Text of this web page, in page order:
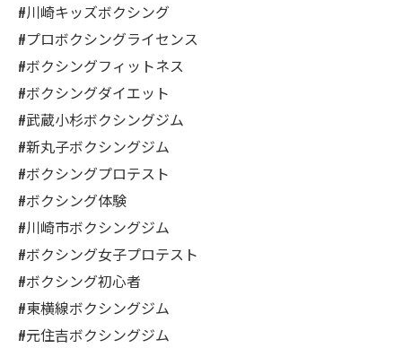
#川崎キッズボクシング
#プロボクシングライセンス
#ボクシングフィットネス
#ボクシングダイエット
#武蔵小杉ボクシングジム
#新丸子ボクシングジム
#ボクシングプロテスト
#ボクシング体験
#川崎市ボクシングジム
#ボクシング女子プロテスト
#ボクシング初心者
#東横線ボクシングジム
#元住吉ボクシングジム